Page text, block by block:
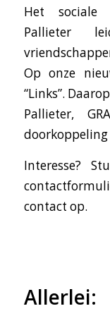
Het sociale
Pallieter
Op onze
“Links”.
Pallieter,
Interesse?
contact op.
Allerlei: